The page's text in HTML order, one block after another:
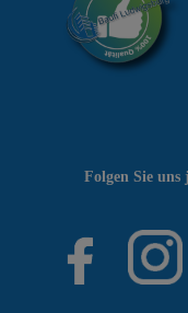
Folgen Sie